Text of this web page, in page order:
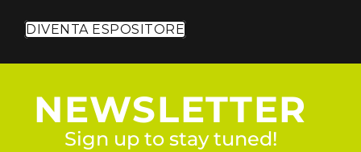
DIVENTA ESPOSITORE
NEWSLETTER
Sign up to stay tuned!